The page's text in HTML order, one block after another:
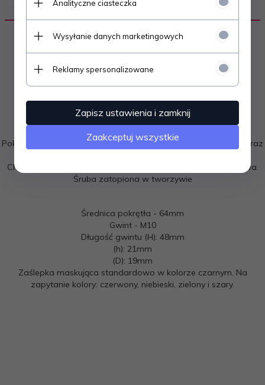
OPIS PRODUKTU
POK-03 POKRĘTŁO GWIAZDOWE FI64
M10x48 - 50 sztuk
Wykonane z tworzywa sztucznego Poliamidu
Połączenie obu części pokrętła jest idealnie spasowane.
Pokrętło gwiazdowe jest wytrzymałe na warunki zewnętrzne oraz
Charakteryzuje się wysoką odpornością na smary, oleje i paliwa.
Śruba zatopiona w tworzywie
Średnica pokrętła - 64mm
Gwint - M10
Długość gwintu (H): 48mm
(h): 21mm
(D): 19mm
Zaślepka maskująca standardowo w kolorze czarnym. Na
zapytanie kolory: czerwony, niebieski, zielony i szary.
Analityczne ciasteczka
Wysyłanie danych marketingowych
Reklamy spersonalizowane
Zapisz ustawienia i zamknij
Zaakceptuj wszystkie